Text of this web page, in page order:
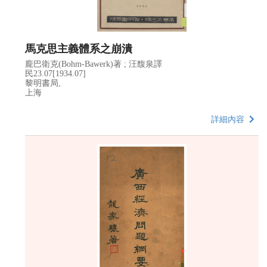
馬克思主義體系之崩潰
龐巴衛克(Bohm-Bawerk)著 ; 汪馥泉譯
民23.07[1934.07]
黎明書局,
上海
詳細內容